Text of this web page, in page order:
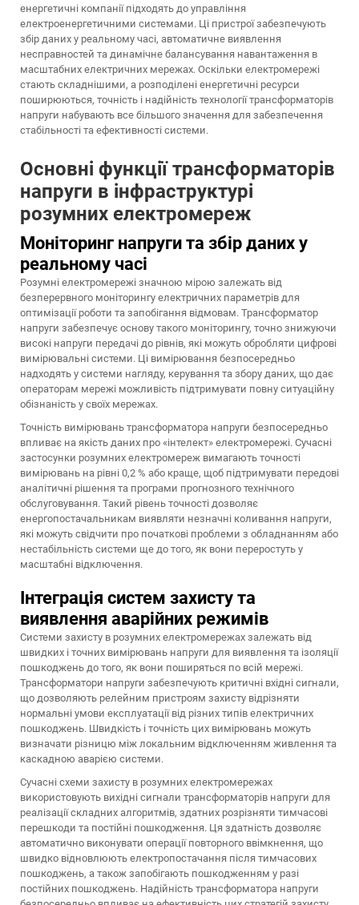
енергетичні компанії підходять до управління
електроенергетичними системами. Ці пристрої забезпечують
збір даних у реальному часі, автоматичне виявлення
несправностей та динамічне балансування навантаження в
масштабних електричних мережах. Оскільки електромережі
стають складнішими, а розподілені енергетичні ресурси
поширюються, точність і надійність технології трансформаторів
напруги набувають все більшого значення для забезпечення
стабільності та ефективності системи.
Основні функції трансформаторів
напруги в інфраструктурі
розумних електромереж
Моніторинг напруги та збір даних у
реальному часі
Розумні електромережі значною мірою залежать від
безперервного моніторингу електричних параметрів для
оптимізації роботи та запобігання відмовам. Трансформатор
напруги забезпечує основу такого моніторингу, точно знижуючи
високі напруги передачі до рівнів, які можуть обробляти цифрові
вимірювальні системи. Ці вимірювання безпосередньо
надходять у системи нагляду, керування та збору даних, що дає
операторам мережі можливість підтримувати повну ситуаційну
обізнаність у своїх мережах.
Точність вимірювань трансформатора напруги безпосередньо
впливає на якість даних про «інтелект» електромережі. Сучасні
застосунки розумних електромереж вимагають точності
вимірювань на рівні 0,2 % або краще, щоб підтримувати передові
аналітичні рішення та програми прогнозного технічного
обслуговування. Такий рівень точності дозволяє
енергопостачальникам виявляти незначні коливання напруги,
які можуть свідчити про початкові проблеми з обладнанням або
нестабільність системи ще до того, як вони переростуть у
масштабні відключення.
Інтеграція систем захисту та
виявлення аварійних режимів
Системи захисту в розумних електромережах залежать від
швидких і точних вимірювань напруги для виявлення та ізоляції
пошкоджень до того, як вони поширяться по всій мережі.
Трансформатори напруги забезпечують критичні вхідні сигнали,
що дозволяють релейним пристроям захисту відрізняти
нормальні умови експлуатації від різних типів електричних
пошкоджень. Швидкість і точність цих вимірювань можуть
визначати різницю між локальним відключенням живлення та
каскадною аварією системи.
Сучасні схеми захисту в розумних електромережах
використовують вихідні сигнали трансформаторів напруги для
реалізації складних алгоритмів, здатних розрізняти тимчасові
перешкоди та постійні пошкодження. Ця здатність дозволяє
автоматично виконувати операції повторного ввімкнення, що
швидко відновлюють електропостачання після тимчасових
пошкоджень, а також запобігають пошкодженням у разі
постійних пошкоджень. Надійність трансформатора напруги